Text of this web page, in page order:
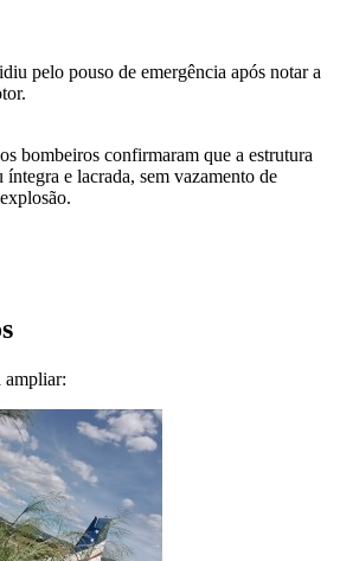
pelo pouso de emergência após notar a
bombeiros confirmaram que a estrutura
íntegra e lacrada, sem vazamento de
ampliar: